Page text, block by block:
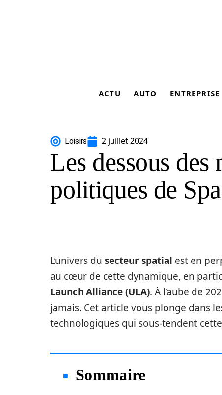
ACTU AUTO ENTREPRISE
Loisirs 2 juillet 2024
Les dessous
politiques de
L’univers du secteur spatial est en
au cœur de cette dynamique, en
Launch Alliance (ULA). À l’aube de
jamais. Cet article vous plonge dans
technologiques qui sous-tendent
Sommaire